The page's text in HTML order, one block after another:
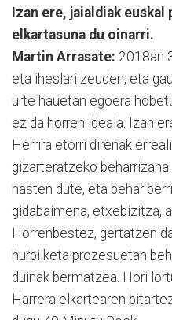
Izan ere, jaialdiak
elkartasuna du oinarri.
Martin Arrasate: 2018an
eta iheslari zeuden, eta
urte hauetan egoera
ez da horren ideala. Izan
Herrira etorri direnak
gizarteratzeko
hasten dute, eta behar
gidabaimena, etxebizitza,
Horrenbestez, gertatzen
hurbilketa prozesuetan
duinak bermatzea. Hori
Harrera elkartearen